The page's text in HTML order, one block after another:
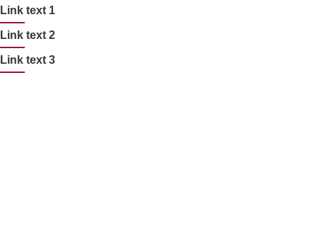
Link text 1
Link text 2
Link text 3